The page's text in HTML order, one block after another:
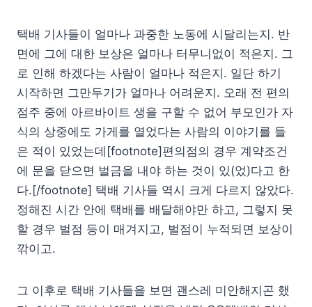
택배 기사들이 얼마나 과중한 노동에 시달리는지. 반
면에 그에 대한 보상은 얼마나 터무니없이 적은지. 그
로 인해 하겠다는 사람이 얼마나 적은지. 일단 하기
시작하면 그만두기가 얼마나 어려운지. 오래 전 편의
점주 중에 아르바이트 생을 구할 수 없어 부모인가 자
식의 상중에도 가게를 열었다는 사람의 이야기를 들
은 적이 있었는데[footnote]편의점의 경우 계약조건
에 문을 닫으면 벌금을 내야 하는 것이 있(었)다고 한
다.[/footnote] 택배 기사들 역시 크게 다르지 않았다.
정해진 시간 안에 택배를 배달해야만 하고, 그렇지 못
할 경우 벌점 등이 매겨지고, 벌점이 누적되면 보상이
깎이고.
그 이후로 택배 기사들을 보면 괜스레 미안해지곤 했